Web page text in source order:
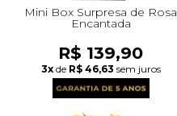
Mini Box Surpresa de Rosa
Encantada
R$ 139,90
3x de R$ 46,63 sem juros